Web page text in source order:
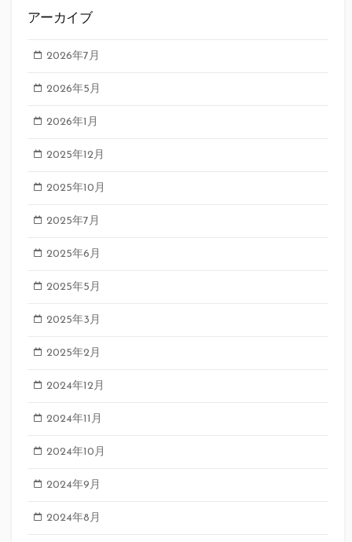
アーカイブ
2026年7月
2026年5月
2026年1月
2025年12月
2025年10月
2025年7月
2025年6月
2025年5月
2025年3月
2025年2月
2024年12月
2024年11月
2024年10月
2024年9月
2024年8月